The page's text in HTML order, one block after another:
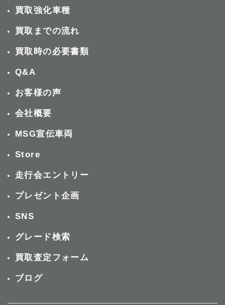
買取強化車種
買取までの流れ
買取時の必要書類
Q&A
お客様の声
会社概要
MSG宣伝車両
Store
走行会エントリー
プレゼント企画
SNS
グレード検索
買取査定フォーム
ブログ